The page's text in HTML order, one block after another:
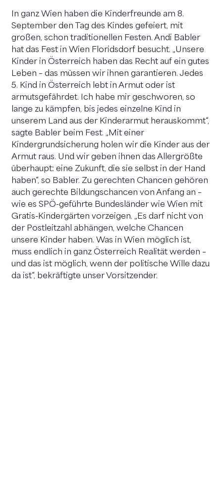
In ganz Wien haben die Kinderfreunde am 8.
September den Tag des Kindes gefeiert, mit
großen, schon traditionellen Festen. Andi Babler
hat das Fest in Wien Floridsdorf besucht. „Unsere
Kinder in Österreich haben das Recht auf ein gutes
Leben – das müssen wir ihnen garantieren. Jedes
5. Kind in Österreich lebt in Armut oder ist
armutsgefährdet. Ich habe mir geschworen, so
lange zu kämpfen, bis jedes einzelne Kind in
unserem Land aus der Kinderarmut herauskommt“,
sagte Babler beim Fest. „Mit einer
Kindergrundsicherung holen wir die Kinder aus der
Armut raus. Und wir geben ihnen das Allergrößte
überhaupt: eine Zukunft, die sie selbst in der Hand
haben“, so Babler. Zu gerechten Chancen gehören
auch gerechte Bildungschancen von Anfang an –
wie es SPÖ-geführte Bundesländer wie Wien mit
Gratis-Kindergärten vorzeigen. „Es darf nicht von
der Postleitzahl abhängen, welche Chancen
unsere Kinder haben. Was in Wien möglich ist,
muss endlich in ganz Österreich Realität werden –
und das ist möglich, wenn der politische Wille dazu
da ist“, bekräftigte unser Vorsitzender.